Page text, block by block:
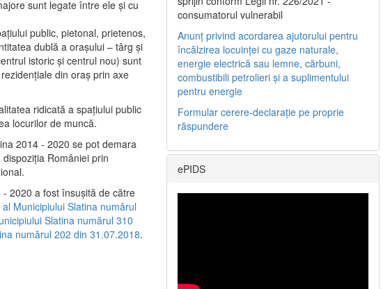
sunt legate între ele şi cu
public, pietonal, prietenos,
dublă a oraşului – târg şi
istoric şi centrul nou) sunt
din oraş prin axe
ridicată a spaţiului public
locurilor de muncă.
2014 - 2020 se pot demara
României prin
2020 a fost însuşită de către
Municipiului Slatina numărul
Slatina numărul 310
numărul 202 din 31.07.2018.
consumatorul vulnerabil
Anunț privind acordarea ajutorului pentru
încălzirea locuinței cu gaze naturale,
energie electrică sau lemne, cărbuni,
combustibili petrolieri și a suplimentului
pentru energie
Formular cerere-declarație pe proprie
răspundere
ePIDS